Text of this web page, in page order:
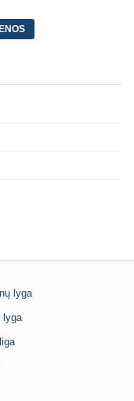
lyga
lyga